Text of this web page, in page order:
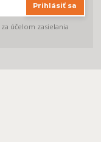
Prihlásiť sa
za účelom zasielania